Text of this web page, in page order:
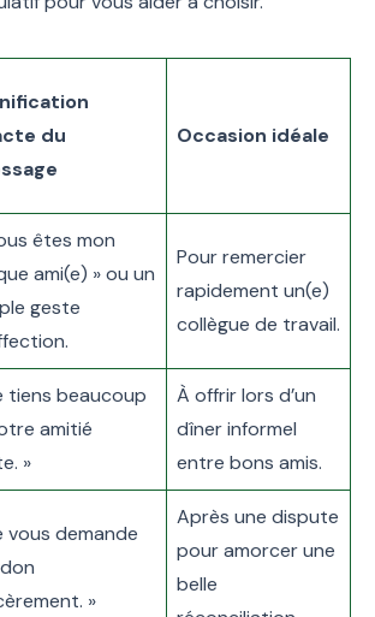
du
Occasion idéale
êtes mon
ami(e) » ou un
geste
Pour remercier
rapidement un(e)
collègue de travail.
tiens beaucoup
amitié
»
À offrir lors d’un
dîner informel
entre bons amis.
vous demande
»
Après une dispute
pour amorcer une
belle